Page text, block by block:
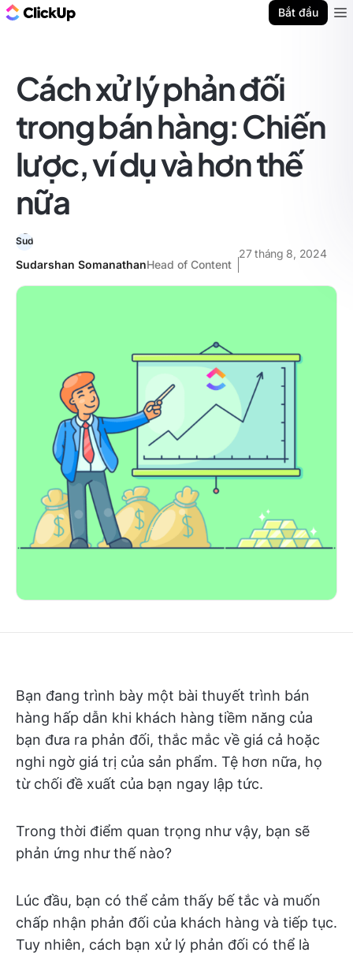
Bắt đầu
Cách xử lý phản đối
trong bán hàng: Chiến
lược, ví dụ và hơn thế
nữa
Sudarshan SomanathanHead of Content
27 tháng 8, 2024
Bạn đang trình bày một bài thuyết trình bán
hàng hấp dẫn khi khách hàng tiềm năng của
bạn đưa ra phản đối, thắc mắc về giá cả hoặc
nghi ngờ giá trị của sản phẩm. Tệ hơn nữa, họ
từ chối đề xuất của bạn ngay lập tức.
Trong thời điểm quan trọng như vậy, bạn sẽ
phản ứng như thế nào?
Lúc đầu, bạn có thể cảm thấy bế tắc và muốn
chấp nhận phản đối của khách hàng và tiếp tục.
Tuy nhiên, cách bạn xử lý phản đối có thể là